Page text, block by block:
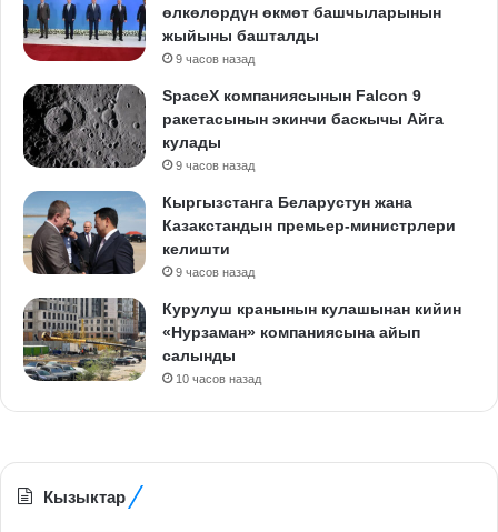
өлкөлөрдүн өкмөт башчыларынын
жыйыны башталды
9 часов назад
SpaceX компаниясынын Falcon 9
ракетасынын экинчи баскычы Айга
кулады
9 часов назад
Кыргызстанга Беларустун жана
Казакстандын премьер-министрлери
келишти
9 часов назад
Курулуш кранынын кулашынан кийин
«Нурзаман» компаниясына айып
салынды
10 часов назад
Кызыктар